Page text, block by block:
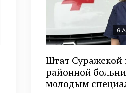
6
Штат Суражской
районной
молодым